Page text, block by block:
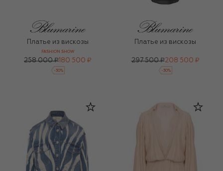
Платье из вискозы
FASHION SHOW
258 000 ₽ 180 500 ₽
-30%
Платье из вискозы
297 500 ₽208 500 ₽
-30%